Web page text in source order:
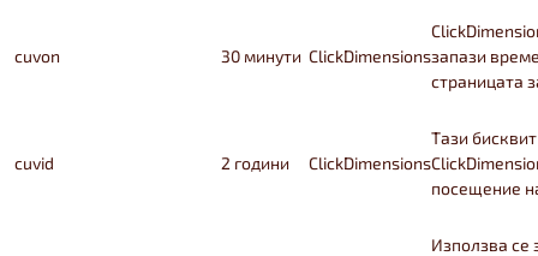
cuvon 30 минути ClickDimensionsзапази
страницата
cuvid 2 години ClickDimensions
Тази
посещение
Използва се